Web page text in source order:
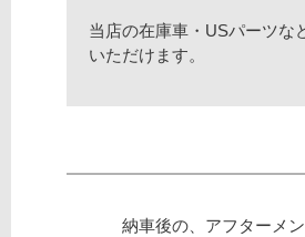
当店の在庫車・USパーツな
いただけます。
納車後の、アフターメ